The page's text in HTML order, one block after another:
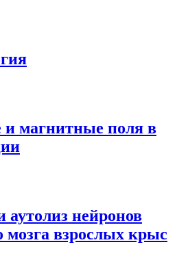
и магнитные поля в
аутолиз нейронов
мозга взрослых крыс